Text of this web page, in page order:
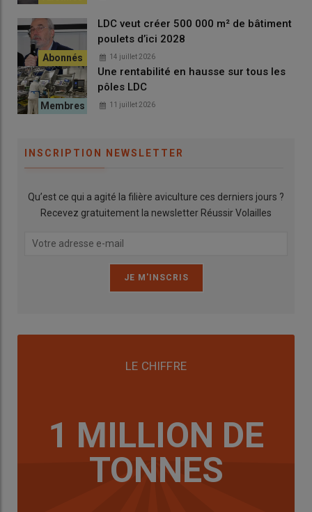
Dominique Balloy, de Réseau Cristal : « Dans les Pays de la
partager les coûts de la vaccination salmonelle entre le
producteur d’œufs, l’organisation de production et le centre de
et ST du réseau de laboratoires d’analyses Résalab présents
« Alors que le nombre d’isolements toutes espèces
isolements). »
Une tendance à confirmer, probablement liée à la
biosécurité, recours à la vaccination mais aussi évolution des
»
En repro chair, Gallina vise le « zéro »
LDC veut créer 500 000 m² de bâtiment
poulets d’ici 2028
14 juillet 2026
Une rentabilité en hausse sur tous les
pôles LDC
11 juillet 2026
INSCRIPTION NEWSLETTER
Qu’est ce qui a agité la filière aviculture ces derniers jours ?
Recevez gratuitement la newsletter Réussir Volailles
LE CHIFFRE
1 MILLION DE
TONNES